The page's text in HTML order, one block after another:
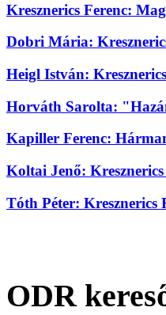
Kresznerics Ferenc:
Dobri Mária:
Heigl István:
Horváth Sarolta:
Kapiller Ferenc:
Koltai Jenő: Kresznerics
Tóth Péter: Kresznerics
ODR